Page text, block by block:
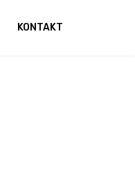
KONTAKT